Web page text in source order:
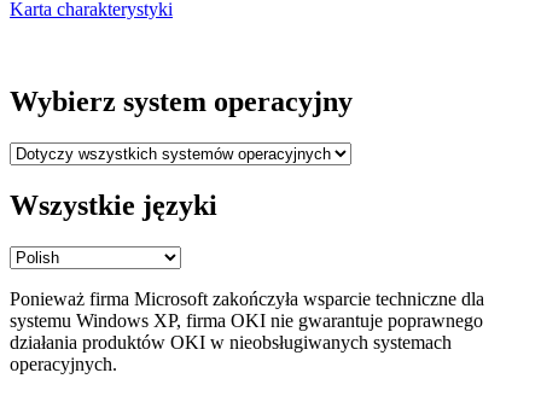
Karta charakterystyki
Wybierz system operacyjny
Wszystkie języki
Ponieważ firma Microsoft zakończyła wsparcie techniczne dla
systemu Windows XP, firma OKI nie gwarantuje poprawnego
działania produktów OKI w nieobsługiwanych systemach
operacyjnych.